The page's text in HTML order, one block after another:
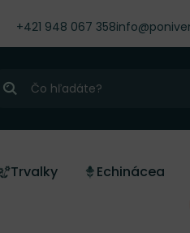
+421 948 067 358
Hľadať
Trvalky Echinácea